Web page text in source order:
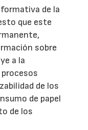
de la
que este
sobre
a la
de los
de papel
de los